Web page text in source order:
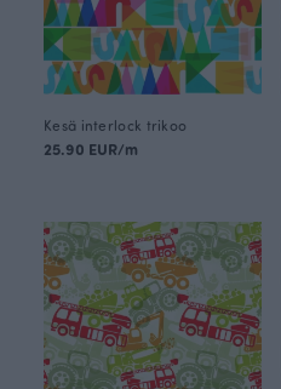
Kesä interlock trikoo
25.90 EUR/m